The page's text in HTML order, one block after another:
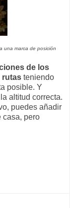
una marca de posición
de los
rutas teniendo
posible. Y
altitud correcta.
puedes añadir
casa, pero